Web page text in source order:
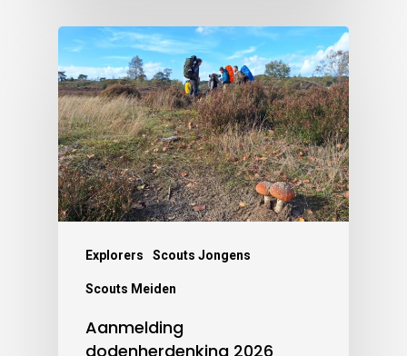
Explorers Scouts Jongens
Scouts Meiden
Aanmelding
dodenherdenking 2026